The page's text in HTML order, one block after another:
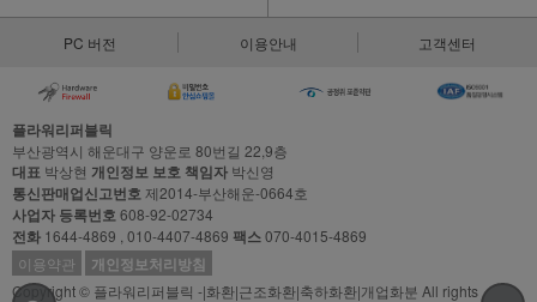
PC 버전 이용안내 고객센터
플라워리퍼블릭
부산광역시 해운대구 양운로 80번길 22,9층
대표 박상현 개인정보 보호 책임자 박신영
통신판매업신고번호제2014-부산해운-0664호
사업자 등록번호608-92-02734
전화 1644-4869 , 010-4407-4869 팩스070-4015-4869
이용약관
개인정보처리방침
Copyright © 플라워리퍼블릭 -|화환|근조화환|축하화환|개업화분 All rights